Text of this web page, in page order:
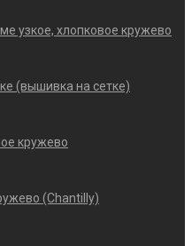
узкое, хлопковое кружево
(вышивка на сетке)
кружево
(Chantilly)